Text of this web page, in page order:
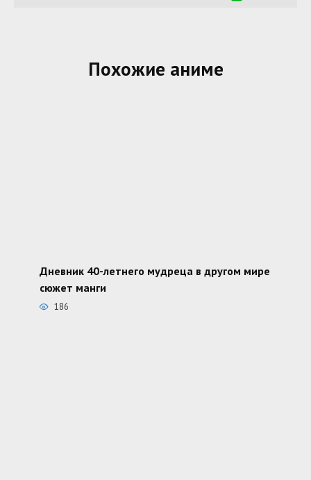
Похожие аниме
Дневник 40-летнего мудреца в другом мире
сюжет манги
186